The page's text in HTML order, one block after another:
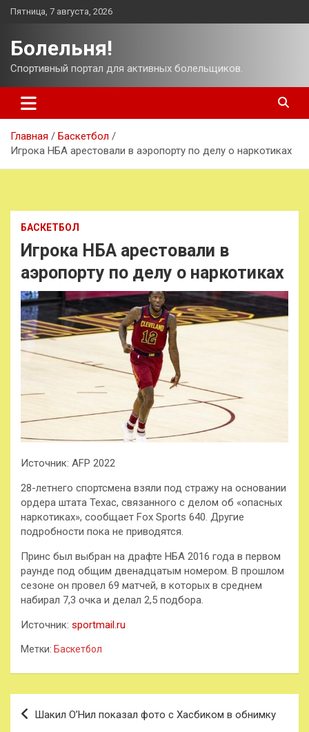
Перейти
Пятница, 7 августа, 2026
Болельня!
Спортивный портал для активных болельщиков.
Главная
Баскетбол
Игрока НБА арестовали в аэропорту по делу о наркотиках
БАСКЕТБОЛ
Игрока НБА арестовали в
аэропорту по делу о наркотиках
Источник: AFP 2022
28-летнего спортсмена взяли под стражу на основании
ордера штата Техас, связанного с делом об «опасных
наркотиках», сообщает Fox Sports 640. Другие
подробности пока не приводятся.
Принс был выбран на драфте НБА 2016 года в первом
раунде под общим двенадцатым номером. В прошлом
сезоне он провел 69 матчей, в которых в среднем
набирал 7,3 очка и делал 2,5 подбора.
Источник: sportmail.ru
Метки: Баскетбол
Навигация
по
Шакил О’Нил показал фото с Хасбиком в обнимку